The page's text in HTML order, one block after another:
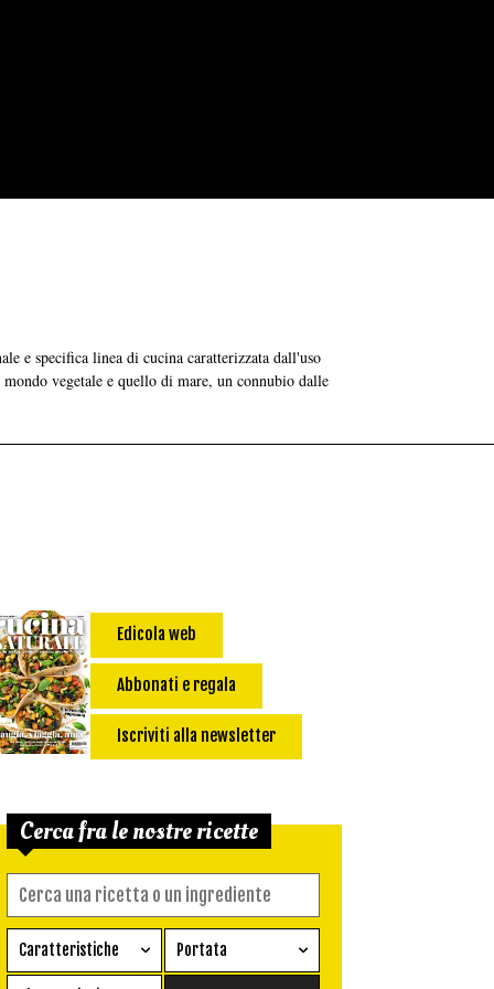
e specifica linea di cucina caratterizzata dall'uso
vegetale e quello di mare, un connubio dalle
Edicola web
Abbonati e regala
Iscriviti alla newsletter
Cerca fra le nostre ricette
Caratteristiche Portata